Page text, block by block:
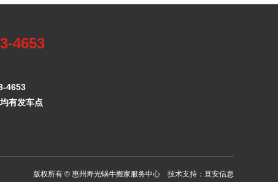
4653
4653
有发车点
版权所有 © 惠州寿光蜗牛搬家服务中心 技术支持： 亘安信息